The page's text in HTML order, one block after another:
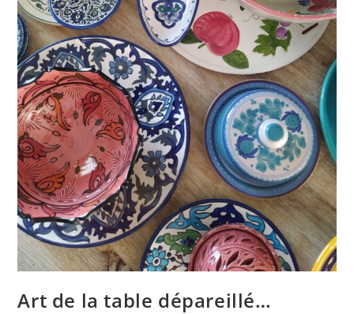
Art de la table dépareillé…